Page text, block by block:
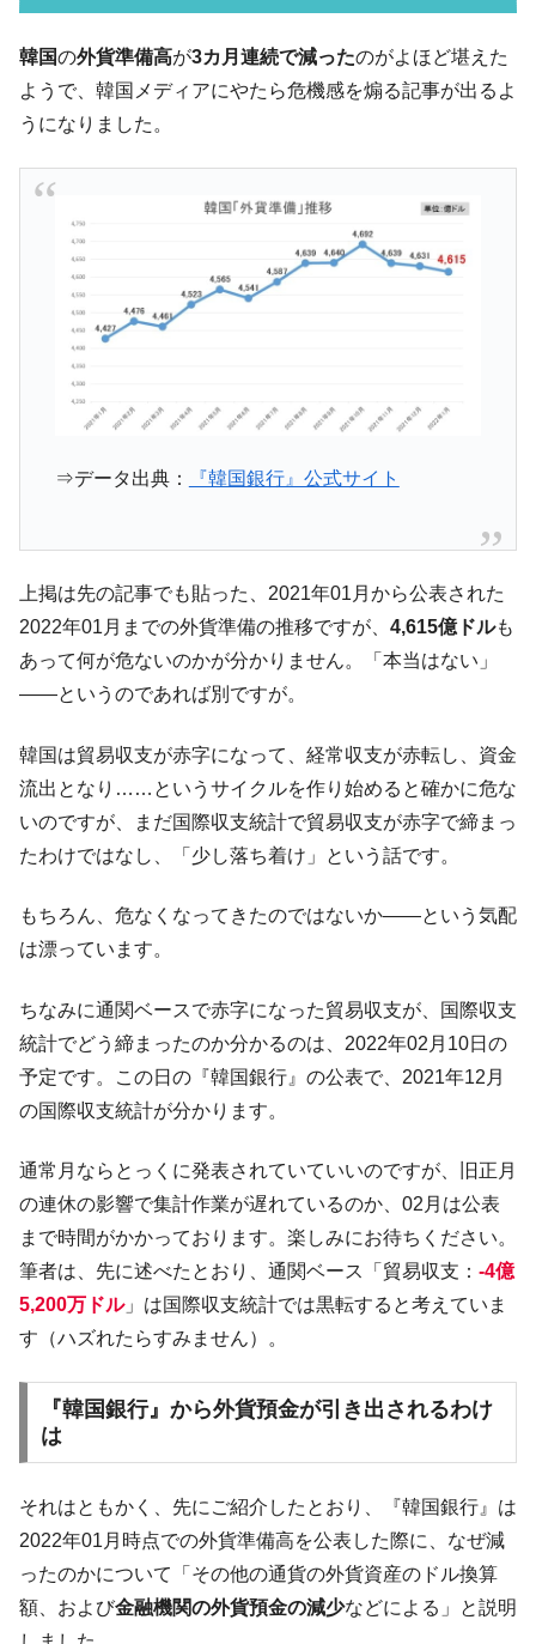
『Money1』
韓国「ここは北朝鮮なのか。選管がサーバ
ーにウソのデータを入力したのは明白だ」
言。
『Money1』
韓国は「中国と同じく」投資に不適格な国
だ。
『Money1』
『韓国銀行』が「金の保有量を増やしま
す」⇒「金を経由するドル入手」手段ではないのか？
『Money1』
韓国･外為取引量「1日当たり1,214.4億ド
ル」まで拡大 ⇒ 海外資金の動きに強く左右される状態
『Money1』
い「50.5％」に上昇
韓国大統領府ボンクラ政策室長が告発され
た ⇒ 国家が行った恐るべき株価操作であり、空前の国政壟
韓国･警察職員が「丸刈りになって抗議活
動」
『Money1』
中国だけが鉄鋼輸出を異常増加させる ⇒ 中
国の過剰生産が世界を蝕む。
『Money1』
韓国製造業「半導体絶好調」のウラで他業
種は全般的「不調」⇒ PSIが示す現況は決して良くない。
ン』1人当たり賠償10万ウォンを認定 ⇒ 総額3兆7,000億
『Money1』 韓国で猛暑。南東部では干ばつ
『Money1』
韓国型イージス搭載の次世代駆逐艦
「KDDX」1番艦、2032年竣工と公示
『Money1』
に韓国がいっちょがみしたのでは。
1.9倍！
在韓米国大使スティールが着韓！⇒ さっそ
く空港に詰めかけ「出て行け！」「極右勢力」のプラカー
ドを掲げる「在韓反米勢力」
ータセンター整備」⇒ だから無理だってば。
『Money1』
JPモルガン「韓国レバレッジETFの清算は
ほぼ終わった」
『Money1』
韓国『国民年金公団』株価暴落で200兆蒸
発。
『Money1』
韓国政府「ニセＫ-ブランドを通報しようキ
ャンペーン」⇒ あの名物教授も登場！
『Money1』
韓国「橋が落ちました」⇒ 耐久性「なさす
ぎ」では。
営業利益80.2％も減少
『Money1』
米国下院「韓国の公務員個人をターゲット
にぶん殴る法案」提出！⇒ クーパン問題は合衆国企業に対
する差別。許してはおかぬ
韓国の外貨準備高が3カ月連続で減ったのがよほど堪えた
ようで、韓国メディアにやたら危機感を煽る記事が出るよ
うになりました。
⇒データ出典： 『韓国銀行』公式サイト
上掲は先の記事でも貼った、2021年01月から公表された
2022年01月までの外貨準備の推移ですが、 4,615億ドルも
あって何が危ないのかが分かりません。「本当はない」
――というのであれば別ですが。
韓国は貿易収支が赤字になって、経常収支が赤転し、資金
流出となり……というサイクルを作り始めると確かに危な
いのですが、まだ国際収支統計で貿易収支が赤字で締まっ
たわけではなし、「少し落ち着け」という話です。
もちろん、危なくなってきたのではないか――という気配
は漂っています。
ちなみに通関ベースで赤字になった貿易収支が、国際収支
統計でどう締まったのか分かるのは、2022年02月10日の
予定です。この日の『韓国銀行』の公表で、2021年12月
の国際収支統計が分かります。
通常月ならとっくに発表されていていいのですが、旧正月
の連休の影響で集計作業が遅れているのか、02月は公表
まで時間がかかっております。楽しみにお待ちください。
筆者は、先に述べたとおり、通関ベース「貿易収支： -4億
5,200万ドル」は国際収支統計では黒転すると考えていま
す（ハズれたらすみません）。
『韓国銀行』から外貨預金が引き出されるわけ
は
それはともかく、先にご紹介したとおり、『韓国銀行』は
2022年01月時点での外貨準備高を公表した際に、なぜ減
ったのかについて「その他の通貨の外貨資産のドル換算
額、および金融機関の外貨預金の減少などによる」と説明